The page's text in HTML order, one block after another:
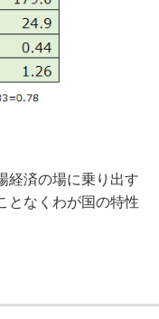
経済の場に乗り出す
となくわが国の特性